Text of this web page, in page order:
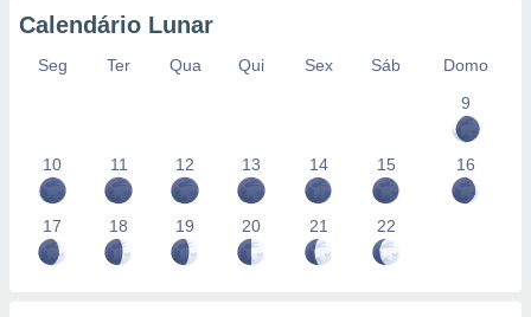
Calendário Lunar
Seg Ter Qua Qui Sex Sáb
Domo
9
10 11 12 13 14 15 16
17 18 19 20 21 22